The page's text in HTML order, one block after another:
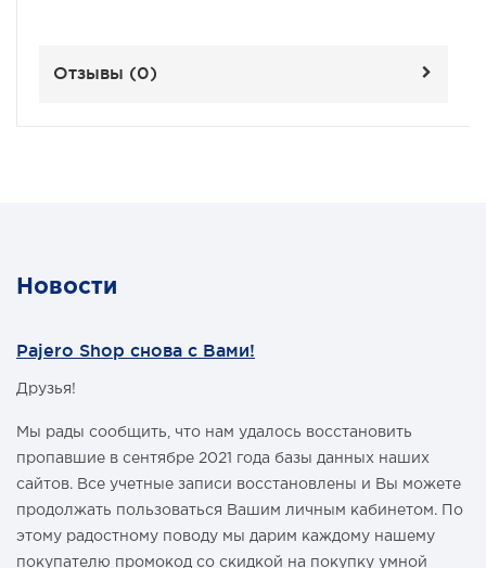
Отзывы (0)
Новости
Pajero Shop снова с Вами!
Друзья!
Мы рады сообщить, что нам удалось восстановить
пропавшие в сентябре 2021 года базы данных наших
сайтов. Все учетные записи восстановлены и Вы можете
продолжать пользоваться Вашим личным кабинетом. По
этому радостному поводу мы дарим каждому нашему
покупателю промокод со скидкой на покупку умной